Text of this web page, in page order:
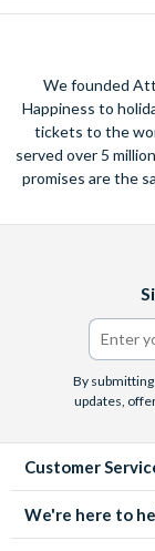
We founded
Happiness to
tickets to the
served over 5
promises are the
By
updates,
Customer
We're here to